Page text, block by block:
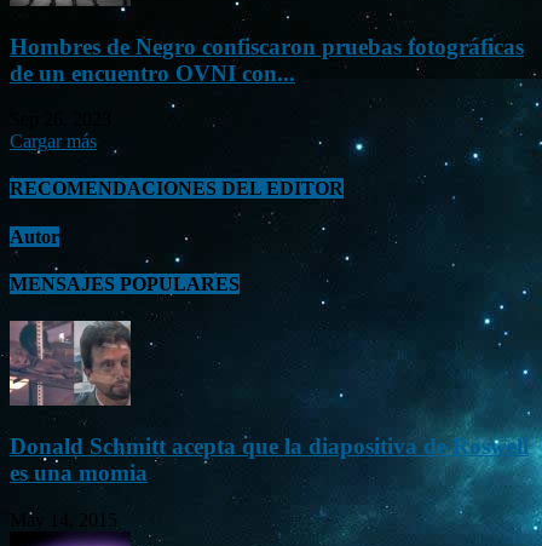
Hombres de Negro confiscaron pruebas fotográficas
de un encuentro OVNI con...
Cargar más
RECOMENDACIONES DEL EDITOR
Autor
MENSAJES POPULARES
Donald Schmitt acepta que la diapositiva de Roswell
es una momia
May 14, 2015